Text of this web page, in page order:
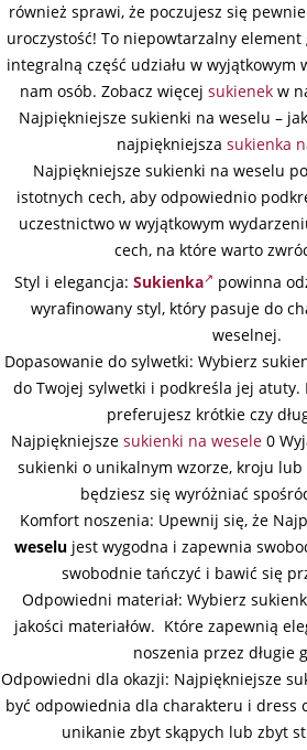
również sprawi, że poczujesz się
uroczystość! To niepowtarzalny
integralną część udziału w wyjątkowym
nam osób. Zobacz więcej sukienek w
Najpiękniejsze sukienki na weselu –
najpiękniejsza sukienka
Najpiękniejsze sukienki na weselu
istotnych cech, aby odpowiednio
uczestnictwo w wyjątkowym
cech, na które warto
Styl i elegancja: Sukienka
powinna
wyrafinowany styl, który pasuje do
weselnej.
Dopasowanie do sylwetki: Wybierz
do Twojej sylwetki i podkreśla jej atuty.
preferujesz krótkie czy
Najpiękniejsze sukienki na wesele0
sukienki o unikalnym wzorze, kroju
będziesz się wyróżniać
Komfort noszenia: Upewnij się, że
weselujest wygodna i zapewnia
swobodnie tańczyć i bawić się
Odpowiedni materiał: Wybierz
jakości materiałów. Które zapewnią
noszenia przez długie
Odpowiedni dla okazji: Najpiękniejsze
być odpowiednia dla charakteru i dress
unikanie zbyt skąpych lub zbyt